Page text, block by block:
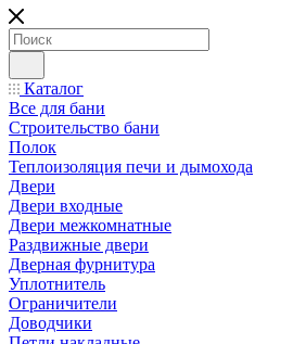
Каталог
Все для бани
Строительство бани
Полок
Теплоизоляция печи и дымохода
Двери
Двери входные
Двери межкомнатные
Раздвижные двери
Дверная фурнитура
Уплотнитель
Ограничители
Доводчики